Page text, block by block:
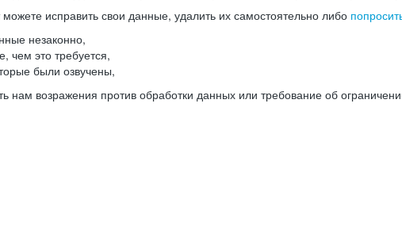
исправить свои данные, удалить их самостоятельно либо
незаконно,
чем это требуется,
были озвучены,
нам возражения против обработки данных или требование об